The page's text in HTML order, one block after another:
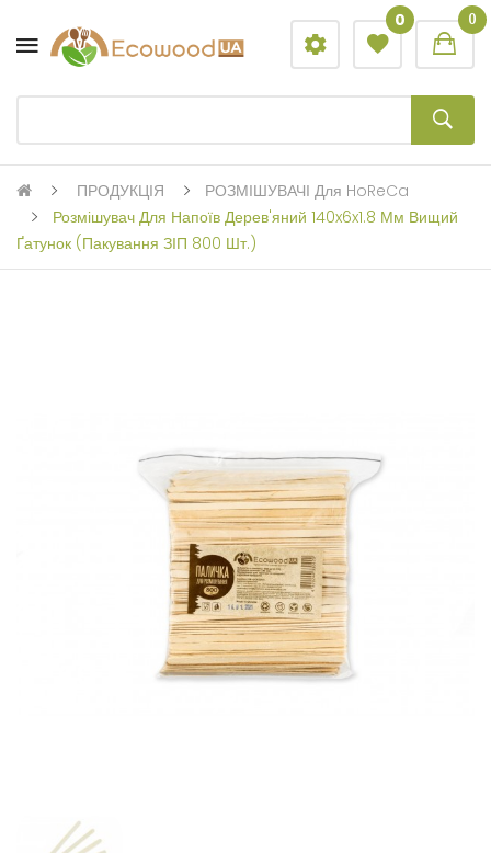
0 0
ПРОДУКЦІЯ
РОЗМІШУВАЧІ Для HoReCa
Розмішувач Для Напоїв Дерев'яний 140x6x1.8 Мм Вищий
Ґатунок (пакування ЗІП 800 Шт.)